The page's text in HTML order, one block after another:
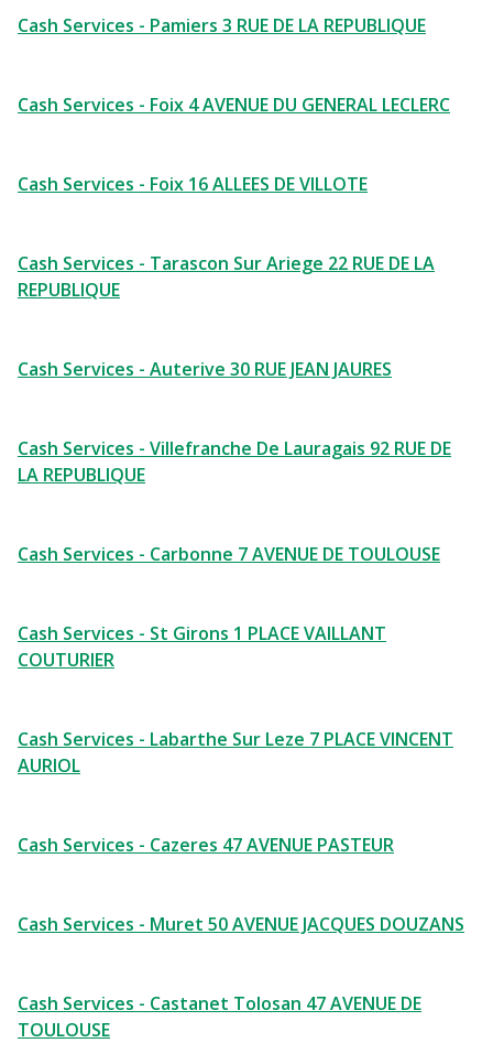
Cash Services - Pamiers 3 RUE DE LA REPUBLIQUE
Cash Services - Foix 4 AVENUE DU GENERAL LECLERC
Cash Services - Foix 16 ALLEES DE VILLOTE
Cash Services - Tarascon Sur Ariege 22 RUE DE LA
REPUBLIQUE
Cash Services - Auterive 30 RUE JEAN JAURES
Cash Services - Villefranche De Lauragais 92 RUE DE
LA REPUBLIQUE
Cash Services - Carbonne 7 AVENUE DE TOULOUSE
Cash Services - St Girons 1 PLACE VAILLANT
COUTURIER
Cash Services - Labarthe Sur Leze 7 PLACE VINCENT
AURIOL
Cash Services - Cazeres 47 AVENUE PASTEUR
Cash Services - Muret 50 AVENUE JACQUES DOUZANS
Cash Services - Castanet Tolosan 47 AVENUE DE
TOULOUSE